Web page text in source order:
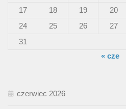
17
18 19 20
24
25 26 27
31
« cze
czerwiec 2026